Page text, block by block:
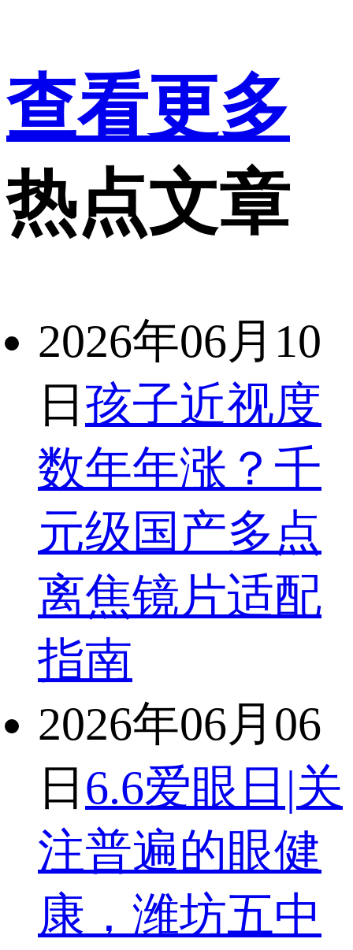
查看更多
热点文章
2026年06月10
日 孩子近视度
数年年涨？千
元级国产多点
离焦镜片适配
指南
2026年06月06
日 6.6爱眼日|关
注普遍的眼健
康，潍坊五中